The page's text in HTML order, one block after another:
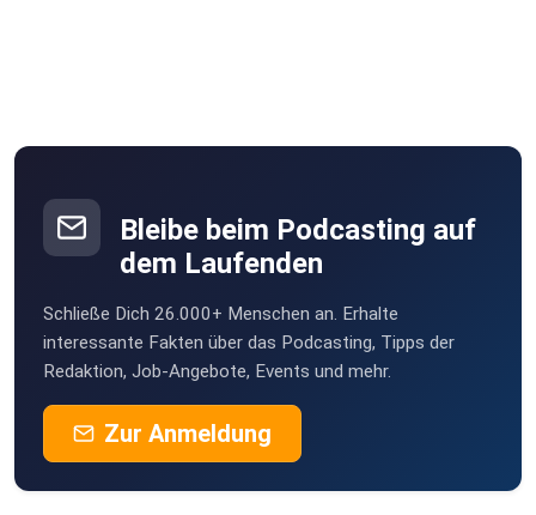
Bleibe beim Podcasting auf
dem Laufenden
Schließe Dich 26.000+ Menschen an. Erhalte
interessante Fakten über das Podcasting, Tipps der
Redaktion, Job-Angebote, Events und mehr.
Zur Anmeldung